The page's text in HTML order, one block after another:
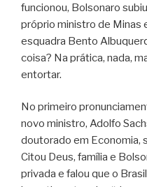
funcionou, Bolsonaro
próprio ministro de Minas
esquadra Bento
coisa? Na prática, nada,
entortar.
No primeiro
novo ministro, Adolfo
doutorado em Economia,
Citou Deus, família e
privada e falou que o